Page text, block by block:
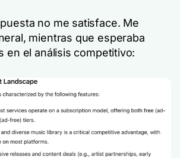
no me satisface. Me
mientras que esperaba
en el análisis competitivo: